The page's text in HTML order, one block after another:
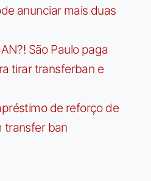
anunciar mais duas
São Paulo paga
tirar transferban e
de reforço de
transfer ban